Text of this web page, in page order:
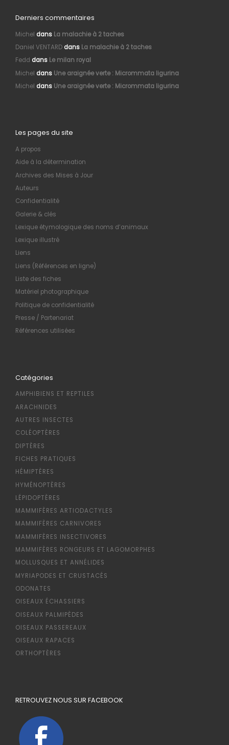
Derniers commentaires
Michel dans La malachie à 2 taches
Daniel VENTARDdans La malachie à 2 taches
Fedd dans Le milan royal
Michel dans Une araignée verte : Micrommata ligurina
Michel dans Une araignée verte : Micrommata ligurina
Les pages du site
A propos
Aide à la détermination
Archives des Mises à Jour
Auteurs
Confidentialité
Galerie & clés
Lexique étymologique des noms d’animaux
Lexique illustré
Liens
Liens (Références en ligne)
Liste des fiches
Matériel photographique
Politique de confidentialité
Presse / Partenariat
Références utilisées
Catégories
AMPHIBIENS ET REPTILES
ARACHNIDES
AUTRES INSECTES
COLÉOPTÈRES
DIPTÈRES
FICHES PRATIQUES
HÉMIPTÈRES
HYMÉNOPTÈRES
LÉPIDOPTÈRES
MAMMIFÈRES ARTIODACTYLES
MAMMIFÈRES CARNIVORES
MAMMIFÈRES INSECTIVORES
MAMMIFÈRES RONGEURS ET LAGOMORPHES
MOLLUSQUES ET ANNÉLIDES
MYRIAPODES ET CRUSTACÉS
ODONATES
OISEAUX ÉCHASSIERS
OISEAUX PALMIPÈDES
OISEAUX PASSEREAUX
OISEAUX RAPACES
ORTHOPTÈRES
RETROUVEZ NOUS SUR FACEBOOK